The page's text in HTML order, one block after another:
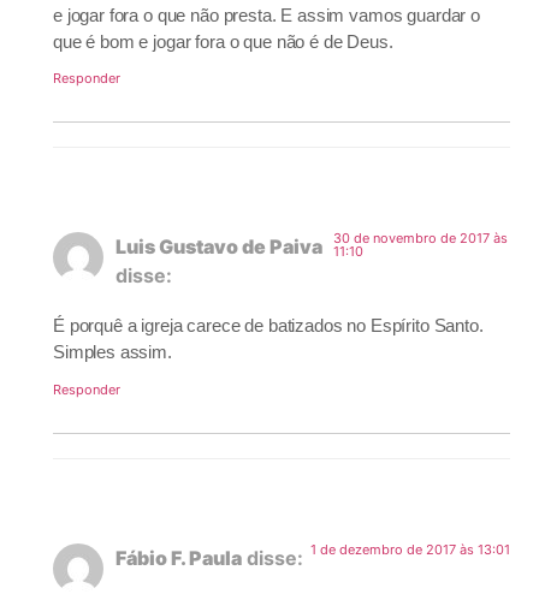
e jogar fora o que não presta. E assim vamos guardar o
que é bom e jogar fora o que não é de Deus.
Responder
Luis Gustavo de Paiva
disse:
30 de novembro de 2017 às
11:10
É porquê a igreja carece de batizados no Espírito Santo.
Simples assim.
Responder
Fábio F. Paula disse: 1 de dezembro de 2017 às 13:01